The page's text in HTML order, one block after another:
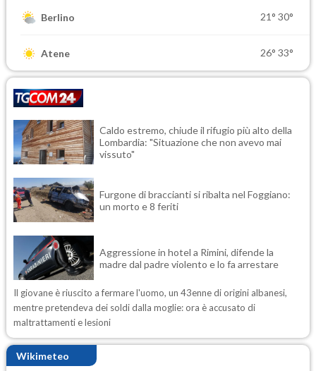
Berlino 21° 30°
Atene 26° 33°
Caldo estremo, chiude il rifugio più alto della
Lombardia: "Situazione che non avevo mai
vissuto"
Furgone di braccianti si ribalta nel Foggiano:
un morto e 8 feriti
Aggressione in hotel a Rimini, difende la
madre dal padre violento e lo fa arrestare
Il giovane è riuscito a fermare l'uomo, un 43enne di origini albanesi,
mentre pretendeva dei soldi dalla moglie: ora è accusato di
maltrattamenti e lesioni
Wikimeteo